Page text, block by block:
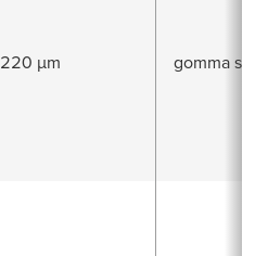
220 µm gomma